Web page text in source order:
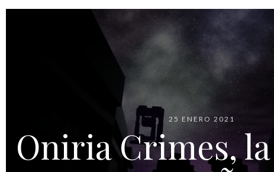
25 ENERO 2021
Oniria Crimes,